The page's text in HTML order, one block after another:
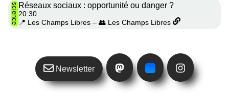
scienceRéseaux sociaux : opportunité ou danger ?
20:30
📍 Les Champs Libres – 👥 Les Champs Libres
Newsletter